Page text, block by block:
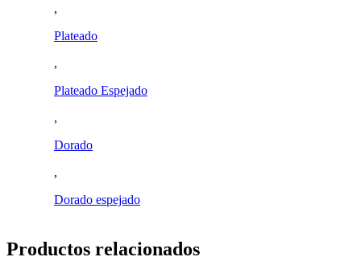
,
Plateado
,
Plateado Espejado
,
Dorado
,
Dorado espejado
Productos relacionados